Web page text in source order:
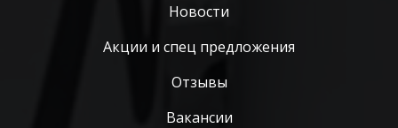
Новости
Акции и спец предложения
Отзывы
Вакансии